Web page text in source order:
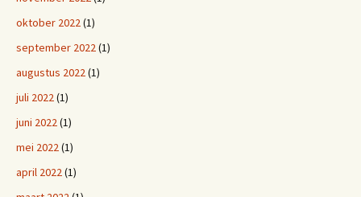
oktober 2022(1)
september 2022(1)
augustus 2022(1)
juli 2022(1)
juni 2022(1)
mei 2022(1)
april 2022(1)